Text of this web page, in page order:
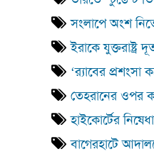
সংলাপে অংশ
ইরাকে যুক্তরাষ্ট্র
‘র‍্যাবের প্রশংসা
তেহরানের ওপর
হাইকোর্টের
বাগেরহাটে